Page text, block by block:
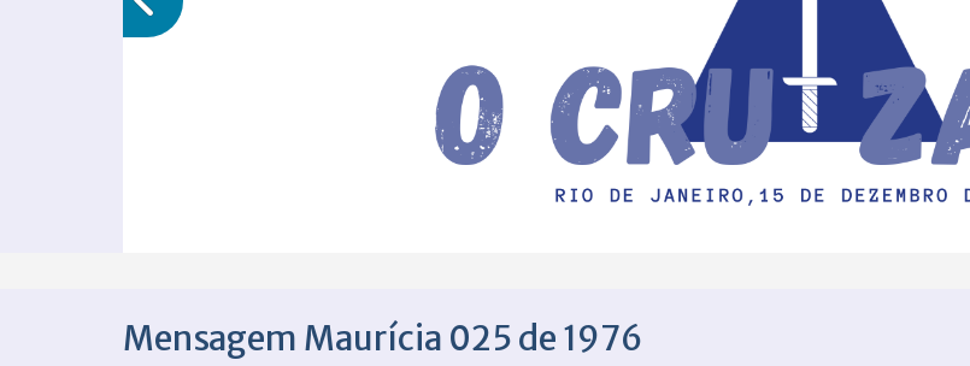
Mensagem Maurícia 025 de 1976